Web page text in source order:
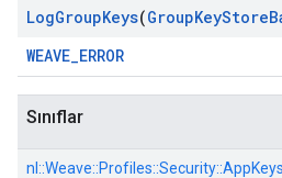
LogGroupKeys(GroupKeyStore
WEAVE_ERROR
Sınıflar
nl::Weave::Profiles::Security::